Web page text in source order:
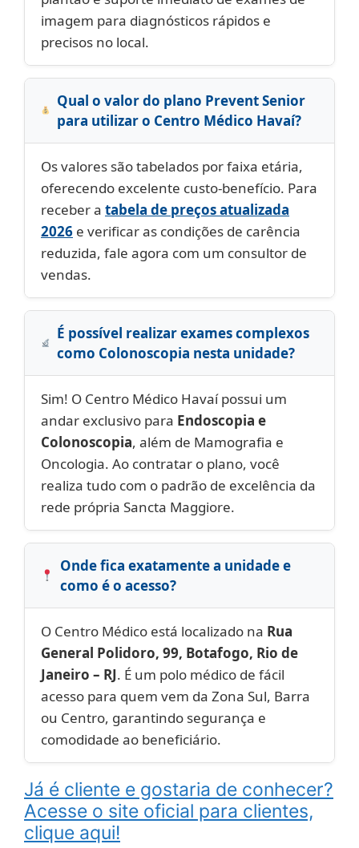
imagem para diagnósticos rápidos e
precisos no local.
Qual o valor do plano Prevent Senior
para utilizar o Centro Médico Havaí?
Os valores são tabelados por faixa etária,
oferecendo excelente custo-benefício. Para
receber a tabela de preços atualizada
2026 e verificar as condições de carência
reduzida, fale agora com um consultor de
vendas.
É possível realizar exames complexos
como Colonoscopia nesta unidade?
Sim! O Centro Médico Havaí possui um
andar exclusivo para Endoscopia e
Colonoscopia, além de Mamografia e
Oncologia. Ao contratar o plano, você
realiza tudo com o padrão de excelência da
rede própria Sancta Maggiore.
Onde fica exatamente a unidade e
como é o acesso?
O Centro Médico está localizado na Rua
General Polidoro, 99, Botafogo, Rio de
Janeiro – RJ. É um polo médico de fácil
acesso para quem vem da Zona Sul, Barra
ou Centro, garantindo segurança e
comodidade ao beneficiário.
Já é cliente e gostaria de conhecer?
Acesse o site oficial para clientes,
clique aqui!